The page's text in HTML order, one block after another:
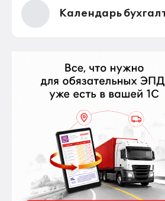
Календарь